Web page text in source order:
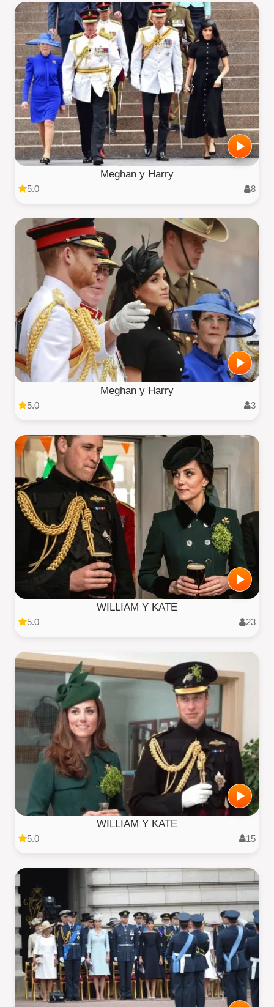
Meghan y Harry
5.0 8
Meghan y Harry
5.0 3
WILLIAM Y KATE
5.0 23
WILLIAM Y KATE
5.0 15